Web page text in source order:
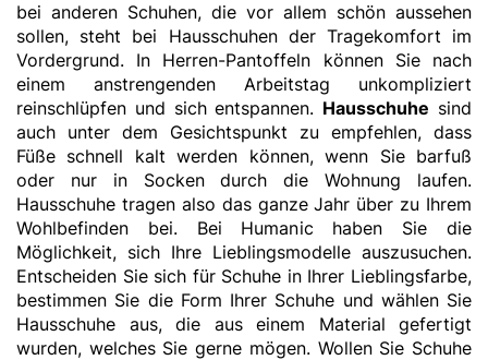
bei anderen Schuhen, die vor allem schön aussehen
sollen, steht bei Hausschuhen der Tragekomfort im
Vordergrund. In Herren-Pantoffeln können Sie nach
einem anstrengenden Arbeitstag unkompliziert
reinschlüpfen und sich entspannen. Hausschuhe sind
auch unter dem Gesichtspunkt zu empfehlen, dass
Füße schnell kalt werden können, wenn Sie barfuß
oder nur in Socken durch die Wohnung laufen.
Hausschuhe tragen also das ganze Jahr über zu Ihrem
Wohlbefinden bei. Bei Humanic haben Sie die
Möglichkeit, sich Ihre Lieblingsmodelle auszusuchen.
Entscheiden Sie sich für Schuhe in Ihrer Lieblingsfarbe,
bestimmen Sie die Form Ihrer Schuhe und wählen Sie
Hausschuhe aus, die aus einem Material gefertigt
wurden, welches Sie gerne mögen. Wollen Sie Schuhe